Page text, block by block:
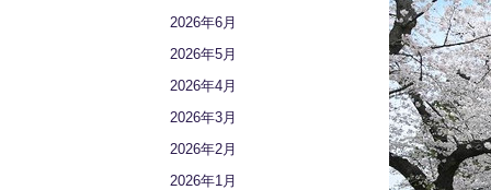
2026年6月
2026年5月
2026年4月
2026年3月
2026年2月
2026年1月